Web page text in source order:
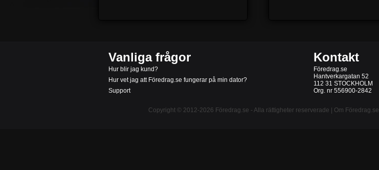
Vanliga frågor
Hur blir jag kund?
Hur vet jag att Föredrag.se fungerar på min dator?
Support
Kontakt
Föredrag.se
Hantverkargatan 52
112 31 STOCKHOLM
Org. nr 556900-2842
Copyright © 2012-2026 Föredrag.se - Alla rättigheter reserverade | Om Föredrag.se